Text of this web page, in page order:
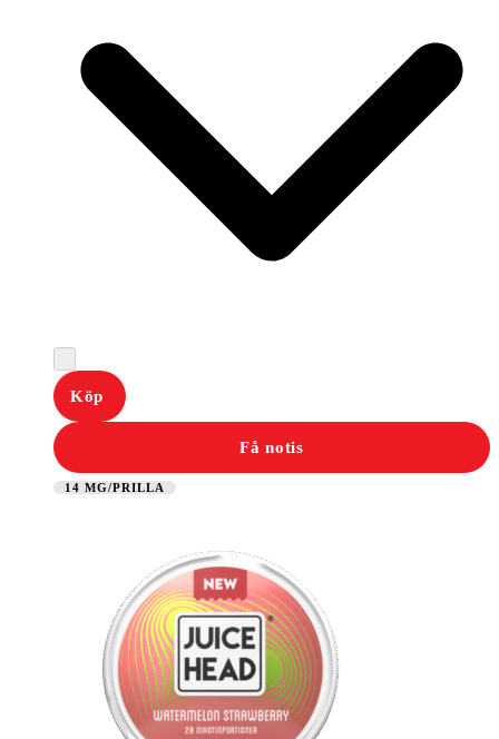
Köp
Få notis
14 MG/PRILLA